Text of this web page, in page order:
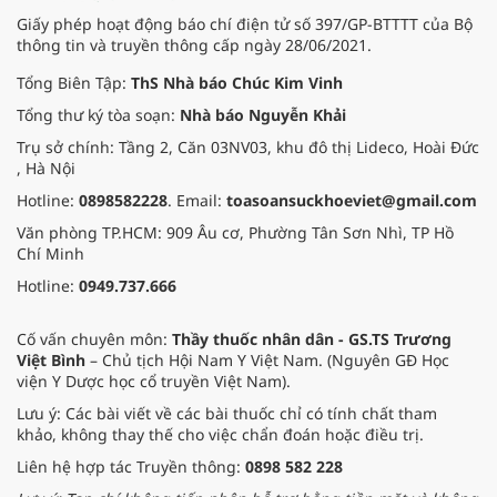
Giấy phép hoạt động báo chí điện tử số 397/GP-BTTTT của Bộ
thông tin và truyền thông cấp ngày 28/06/2021.
Tổng Biên Tập: ThS Nhà báo Chúc Kim Vinh
Tổng thư ký tòa soạn: Nhà báo Nguyễn Khải
Trụ sở chính: Tầng 2, Căn 03NV03, khu đô thị Lideco, Hoài Đức
, Hà Nội
Hotline: 0898582228. Email: toasoansuckhoeviet@gmail.com
Văn phòng TP.HCM: 909 Âu cơ, Phường Tân Sơn Nhì, TP Hồ
Chí Minh
Hotline: 0949.737.666
Cố vấn chuyên môn: Thầy thuốc nhân dân - GS.TS Trương
Việt Bình – Chủ tịch Hội Nam Y Việt Nam. (Nguyên GĐ Học
viện Y Dược học cổ truyền Việt Nam).
Lưu ý: Các bài viết về các bài thuốc chỉ có tính chất tham
khảo, không thay thế cho việc chẩn đoán hoặc điều trị.
Liên hệ hợp tác Truyền thông: 0898 582 228